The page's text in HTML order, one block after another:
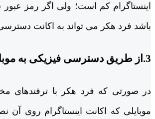
اینستاگرام کم است؛ ولی اگر رمز
باشد فرد هکر می تواند به اکانت دسترسی
3.از طریق دسترسی فیزیکی به موبایل
در صورتی که فرد هکر با ترفندهای
موبایلی که اکانت اینستاگرام روی